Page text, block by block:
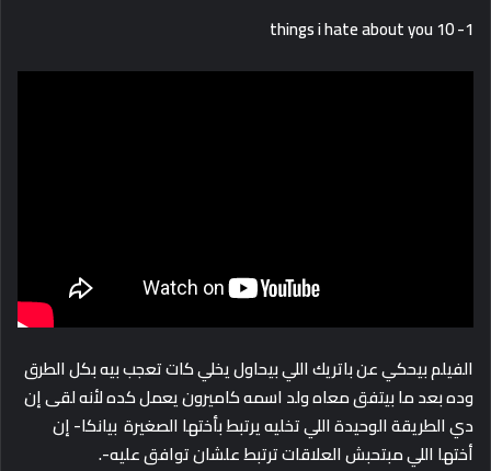
1- 10 things i hate about you
الفيلم بيحكي عن باتريك اللي بيحاول يخلي كات تعجب بيه بكل الطرق
وده بعد ما بيتفق معاه ولد اسمه كاميرون يعمل كده لأنه لقى إن
دي الطريقة الوحيدة اللي تخليه يرتبط بأختها الصغيرة بيانكا- إن
أختها اللي مبتحبش العلاقات ترتبط علشان توافق عليه-.